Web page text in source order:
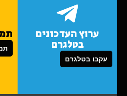
ערוץ העדכונים
בטלגרם
עקבו בטלגרם